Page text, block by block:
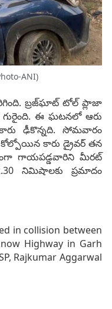
ANI)
బ్ర‌జ్‌ఘాట్ టోల్ ప్లాజా
గురైంది. ఈ ఘ‌ట‌న‌లో ఆరు
ఢీకొన్న‌ది. సోమ‌వారం
కోల్పోయిన కారు డ్రైవ‌ర్ త‌న
గాయ‌ప‌డ్డ‌వారిని మీర‌ట్
నిమిషాల‌కు ప్ర‌మాదం
in collision between
Highway in Garh
Rajkumar Aggarwal